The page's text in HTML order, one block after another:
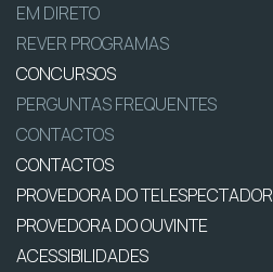
EM DIRETO
REVER PROGRAMAS
CONCURSOS
PERGUNTAS FREQUENTES
CONTACTOS
CONTACTOS
PROVEDORA DO TELESPECTADOR
PROVEDORA DO OUVINTE
ACESSIBILIDADES